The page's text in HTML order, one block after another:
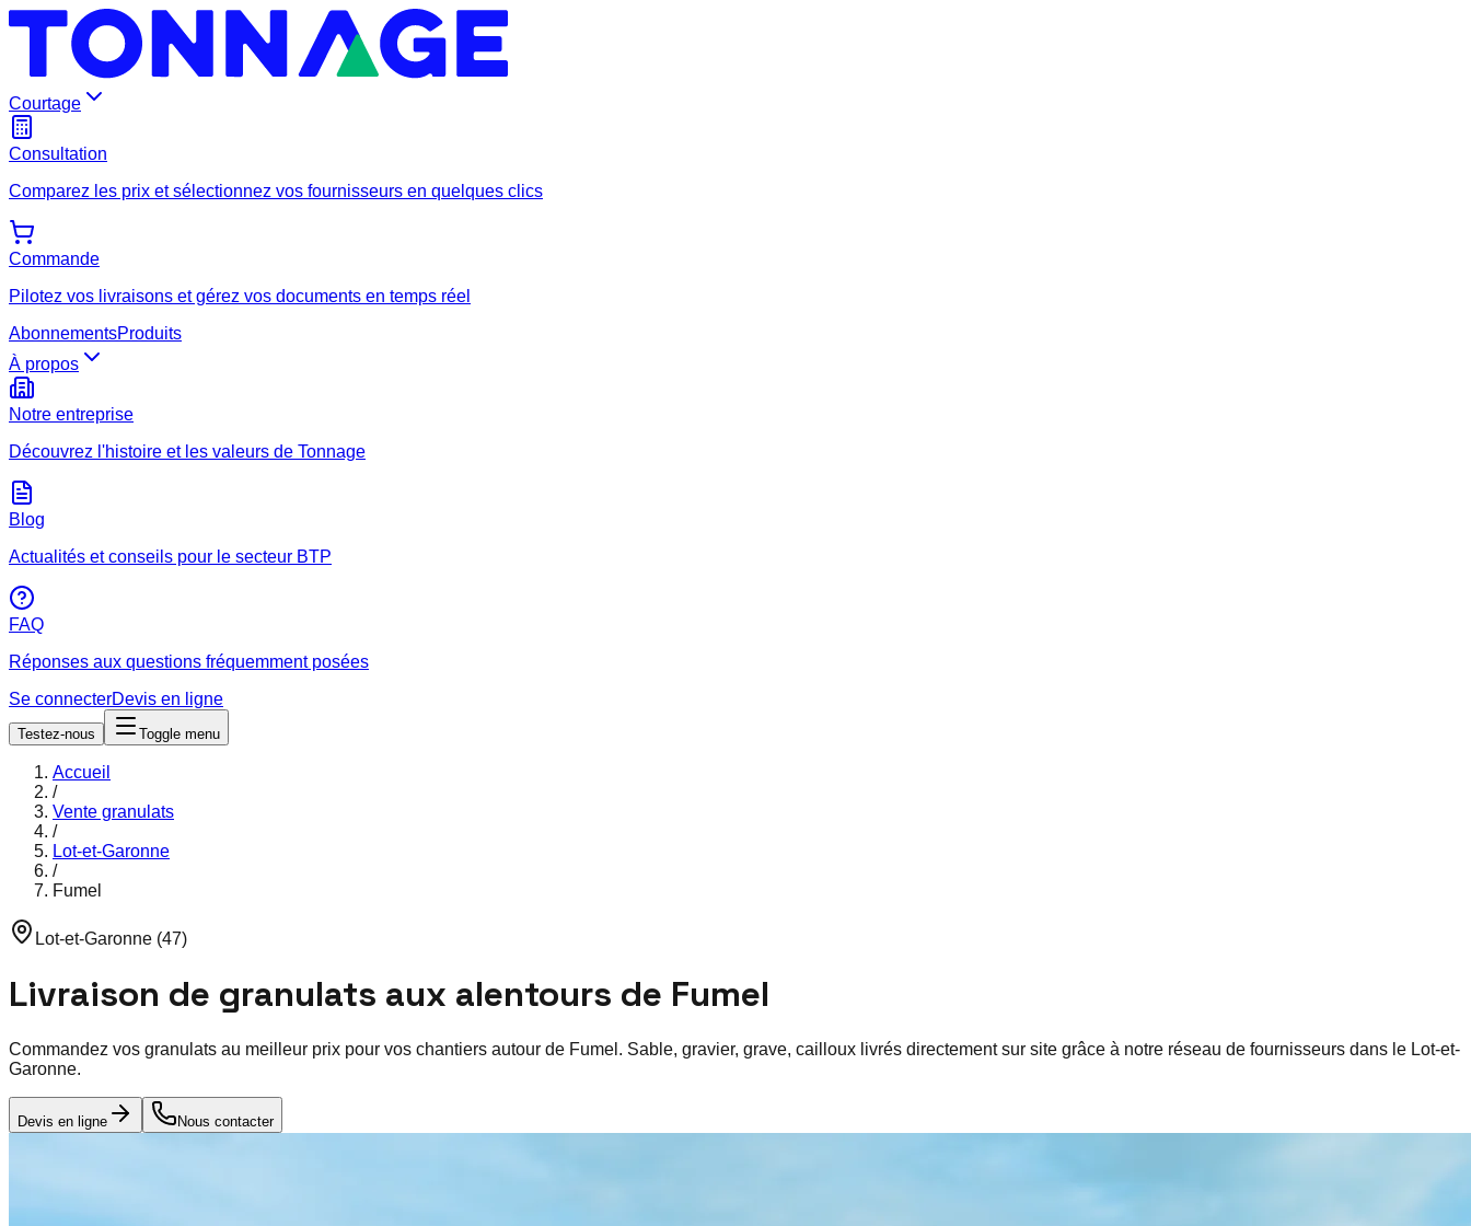
Courtage
Consultation
Comparez les prix et sélectionnez vos fournisseurs en quelques clics
Commande
Pilotez vos livraisons et gérez vos documents en temps réel
AbonnementsProduits
À propos
Notre entreprise
Découvrez l'histoire et les valeurs de Tonnage
Blog
Actualités et conseils pour le secteur BTP
FAQ
Réponses aux questions fréquemment posées
Se connecterDevis en ligne
Testez-nous Toggle menu
Accueil
/
Vente granulats
/
Lot-et-Garonne
/
Fumel
Lot-et-Garonne (47)
Livraison de granulats aux alentours de Fumel
Commandez vos granulats au meilleur prix pour vos chantiers autour de Fumel . Sable, gravier, grave, cailloux livrés directement sur site grâce à notre réseau de fournisseurs dans le Lot-et-
Garonne.
Devis en ligne Nous contacter